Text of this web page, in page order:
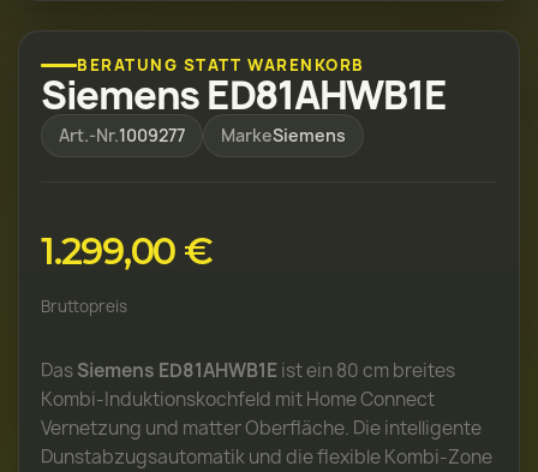
BERATUNG STATT WARENKORB
Siemens ED81AHWB1E
Art.-Nr.1009277 MarkeSiemens
1.299,00 €
Bruttopreis
DasSiemens ED81AHWB1Eist ein 80 cm breites
Kombi-Induktionskochfeld mit Home Connect
Vernetzung und matter Oberfläche. Die intelligente
Dunstabzugsautomatik und die flexible Kombi-Zone